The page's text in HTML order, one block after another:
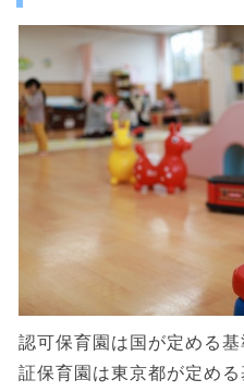
認可保育園は国が定める
証保育園は東京都が定め